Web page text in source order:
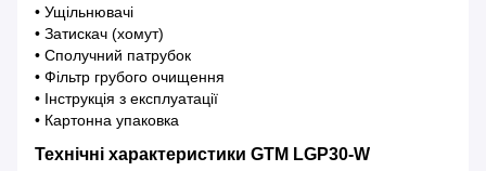
• Ущільнювачі
• Затискач (хомут)
• Сполучний патрубок
• Фільтр грубого очищення
• Інструкція з експлуатації
• Картонна упаковка
Технічні характеристики GTM LGP30-W